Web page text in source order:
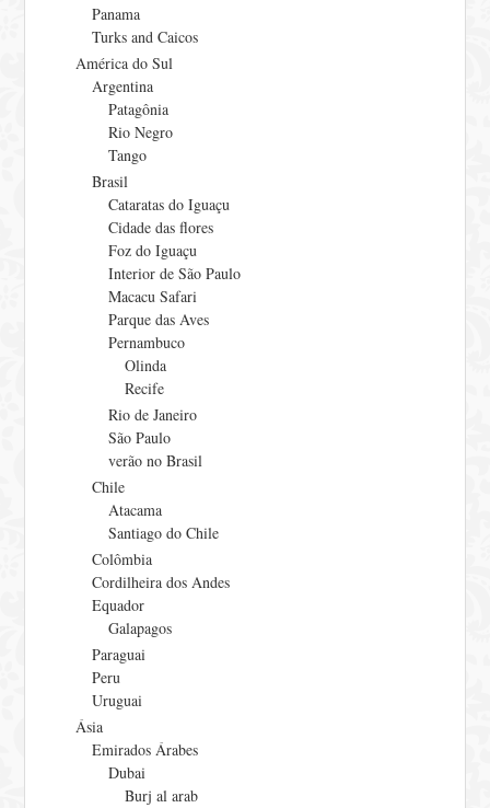
Panama
Turks and Caicos
América do Sul
Argentina
Patagônia
Rio Negro
Tango
Brasil
Cataratas do Iguaçu
Cidade das flores
Foz do Iguaçu
Interior de São Paulo
Macacu Safari
Parque das Aves
Pernambuco
Olinda
Recife
Rio de Janeiro
São Paulo
verão no Brasil
Chile
Atacama
Santiago do Chile
Colômbia
Cordilheira dos Andes
Equador
Galapagos
Paraguai
Peru
Uruguai
Ásia
Emirados Árabes
Dubai
Burj al arab